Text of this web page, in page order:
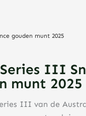
gouden munt 2025
III
munt 2025
III van de